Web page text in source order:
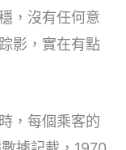
，沒有任何意
影，實在有點
，每個乘客的